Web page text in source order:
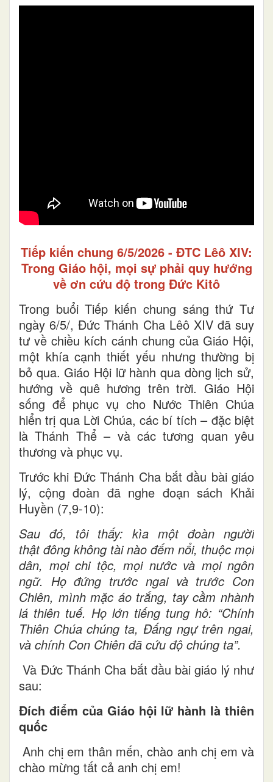
Tiếp kiến chung 6/5/2026 - ĐTC Lêô XIV:
Trong Giáo hội, mọi sự phải quy hướng
về ơn cứu độ trong Đức Kitô
Trong buổi Tiếp kiến chung sáng thứ Tư
ngày 6/5/, Đức Thánh Cha Lêô XIV đã suy
tư về chiều kích cánh chung của Giáo Hội,
một khía cạnh thiết yếu nhưng thường bị
bỏ qua. Giáo Hội lữ hành qua dòng lịch sử,
hướng về quê hương trên trời. Giáo Hội
sống để phục vụ cho Nước Thiên Chúa
hiển trị qua Lời Chúa, các bí tích – đặc biệt
là Thánh Thể – và các tương quan yêu
thương và phục vụ.
Trước khi Đức Thánh Cha bắt đầu bài giáo
lý, cộng đoàn đã nghe đoạn sách Khải
Huyền (7,9-10):
Sau đó, tôi thấy: kìa một đoàn người
thật đông không tài nào đếm nổi, thuộc mọi
dân, mọi chi tộc, mọi nước và mọi ngôn
ngữ. Họ đứng trước ngai và trước Con
Chiên, mình mặc áo trắng, tay cầm nhành
lá thiên tuế. Họ lớn tiếng tung hô: “Chính
Thiên Chúa chúng ta, Đấng ngự trên ngai,
và chính Con Chiên đã cứu độ chúng ta”.
Và Đức Thánh Cha bắt đầu bài giáo lý như
sau:
Đích điểm của Giáo hội lữ hành là thiên
quốc
Anh chị em thân mến, chào anh chị em và
chào mừng tất cả anh chị em!